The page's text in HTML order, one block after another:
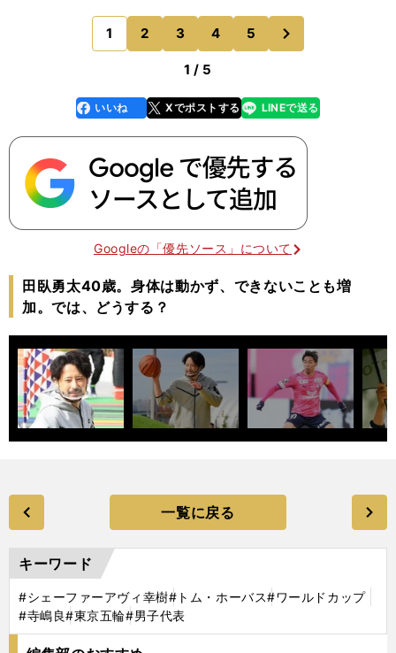
は、大舞台の試合で力を発揮することなどできな
い」といった信念から
1 2 3 4 5
のページへ
1 / 5
faceboo
k
いいね Xでポストする
line LINEで送る
Googleの「優先ソース」について
田臥勇太40歳。身体は動かず、できないことも増
加。では、どうする？
一覧に戻る
キーワード
#シェーファーアヴィ幸樹#トム・ホーバス#ワールドカップ
#寺嶋良#東京五輪#男子代表